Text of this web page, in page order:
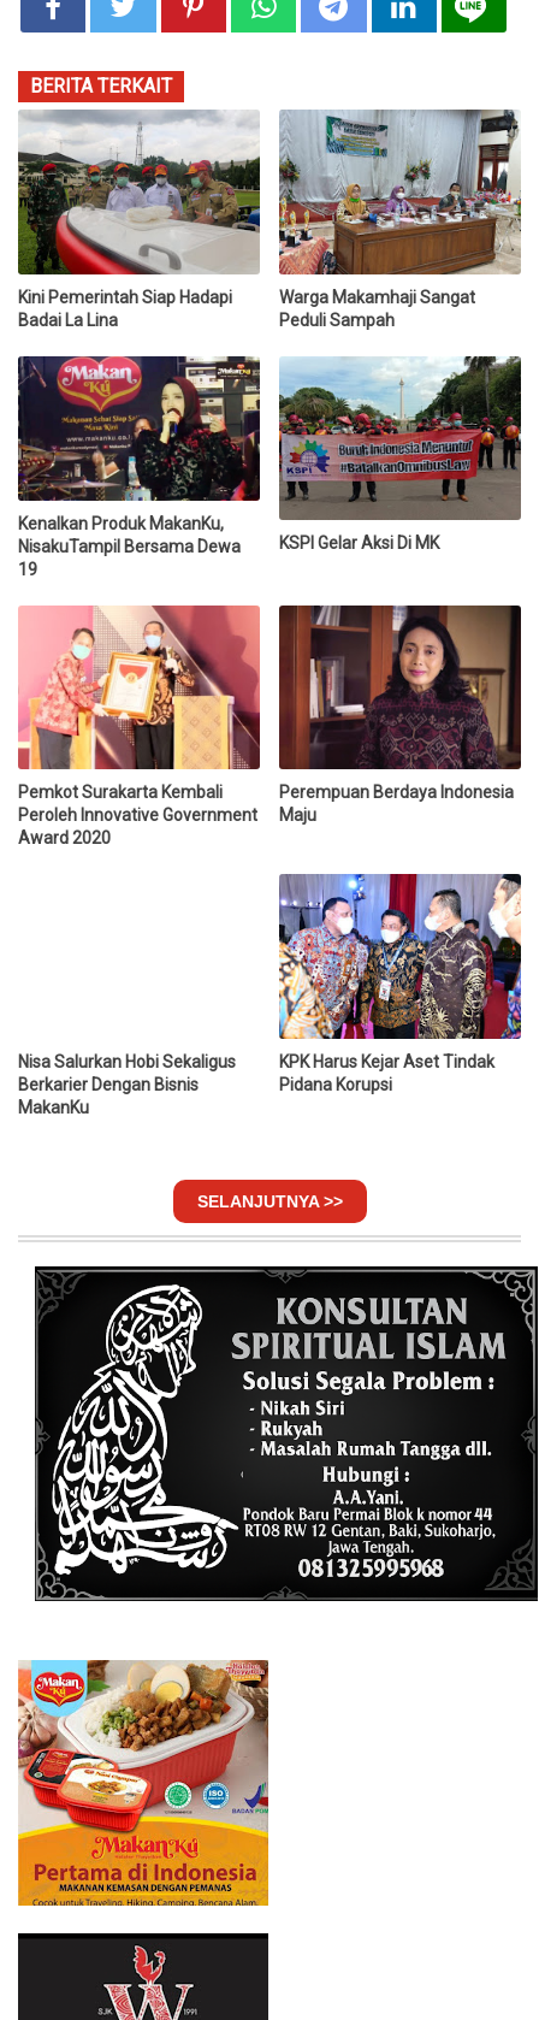
BERITA TERKAIT
Kini Pemerintah Siap Hadapi
Badai La Lina
Warga Makamhaji Sangat
Peduli Sampah
Kenalkan Produk MakanKu,
NisakuTampil Bersama Dewa
19
KSPI Gelar Aksi Di MK
Pemkot Surakarta Kembali
Peroleh Innovative Government
Award 2020
Perempuan Berdaya Indonesia
Maju
Nisa Salurkan Hobi Sekaligus
Berkarier Dengan Bisnis
MakanKu
KPK Harus Kejar Aset Tindak
Pidana Korupsi
SELANJUTNYA >>